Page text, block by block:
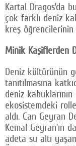
Facebook
Twitter
© 2026 TÜM HAKLARI
Kartal Dragos’da
çok farklı deniz
kreş öğrencilerinin
Minik Kaşiflerden
Deniz kültürünün
tanıtılmasına
deniz
ekosistemdeki
aldı. Can Geyran
Kemal Geyran’ın
adeta su altı